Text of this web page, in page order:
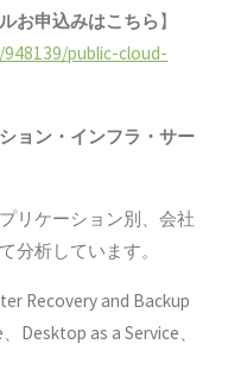
お申込みはこちら】
public-cloud-
ョン・インフラ・サー
リケーション別、会社
分析しています。
Recovery and Backup
Desktop as a Service、